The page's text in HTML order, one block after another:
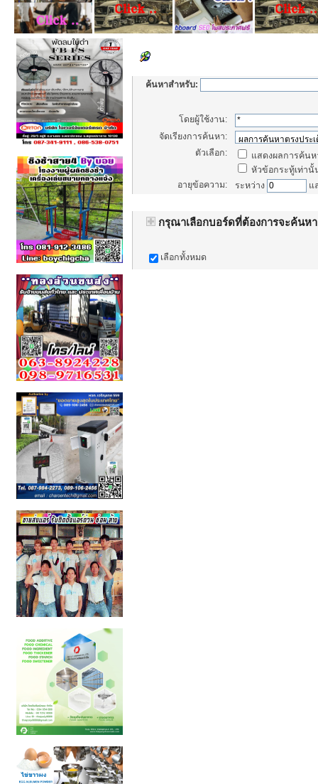
ค้นหาสำหรับ:
โดยผู้ใช้งาน:
จัดเรียงการค้นหา:
ตัวเลือก:
แสดงผลการค้น
หัวข้อกระทู้เท่านั้
อายุข้อความ:
ระหว่าง แ
กรุณาเลือกบอร์ดที่ต้องการจะค้นห
เลือกทั้งหมด